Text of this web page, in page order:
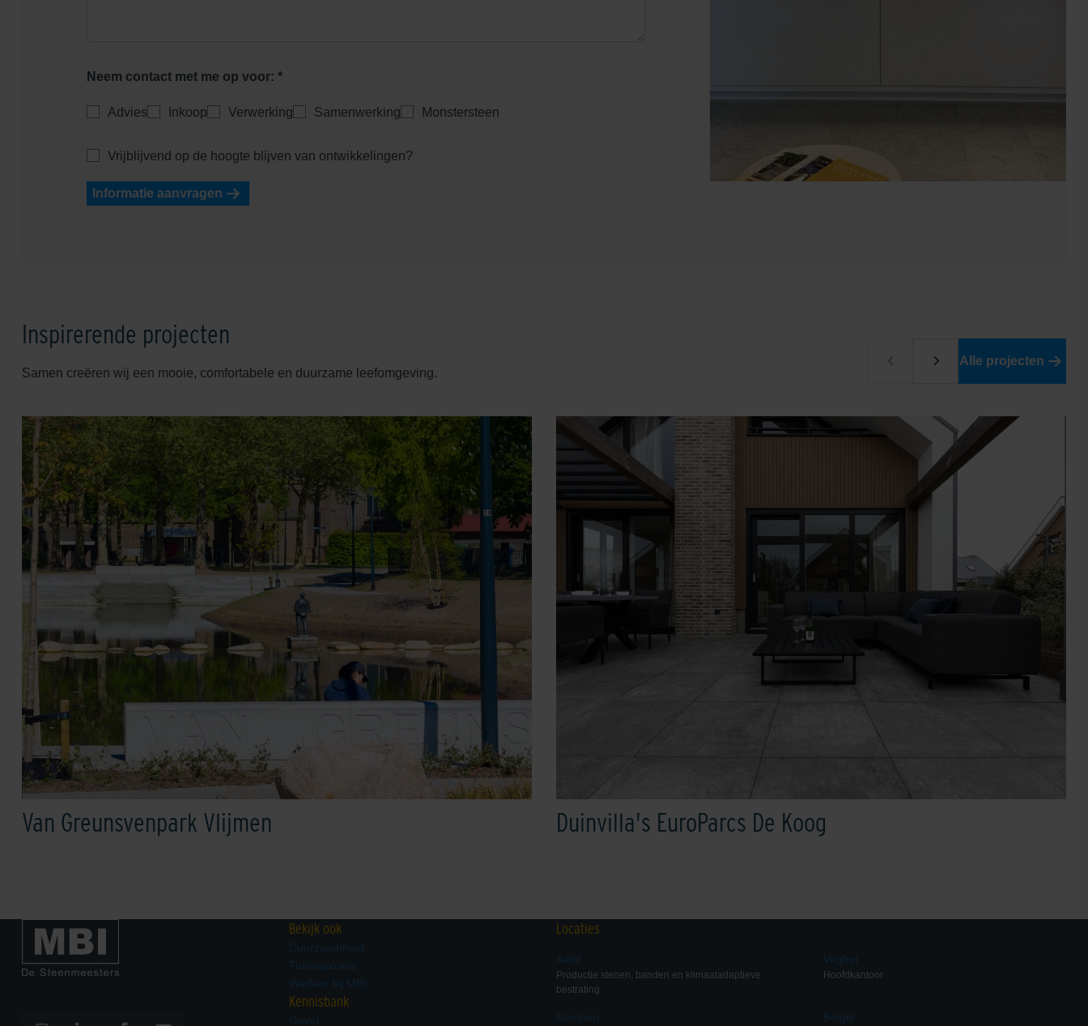
Neem contact met me op voor: *
Advies Inkoop Verwerking Samenwerking Monstersteen
Vrijblijvend op de hoogte blijven van ontwikkelingen?
Informatie aanvragen
Inspirerende projecten
Samen creëren wij een mooie, comfortabele en duurzame leefomgeving.
Alle projecten
Van Greunsvenpark Vlijmen Duinvilla's EuroParcs De Koog
Bekijk ook
Duurzaamheid
Tuininspiratie
Werken bij MBI
Kennisbank
Gevel
Locaties
Aalst
Productie stenen, banden en klimaatadaptieve
bestrating
Kampen
Veghel
Hoofdkantoor
België